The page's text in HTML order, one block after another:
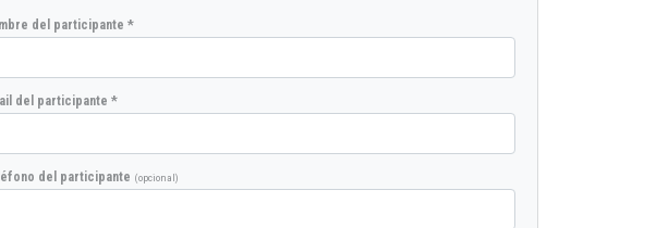
del participante *
del participante *
del participante (opcional)